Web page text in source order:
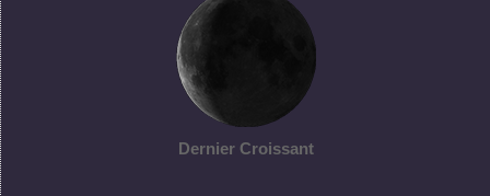
Dernier Croissant